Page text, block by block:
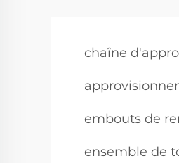
chaîne
embouts de
ensemble de